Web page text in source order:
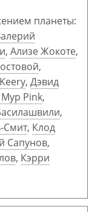
планеты:
, Ализе Жокоте,
,
, Дэвид
Pink,
,
Смит, Клод
Сапунов,
, Кэрри